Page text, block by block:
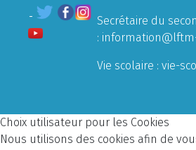
Secrétaire du
:
Vie scolaire : vie-
Choix utilisateur pour les Cookies
Nous utilisons des cookies afin de